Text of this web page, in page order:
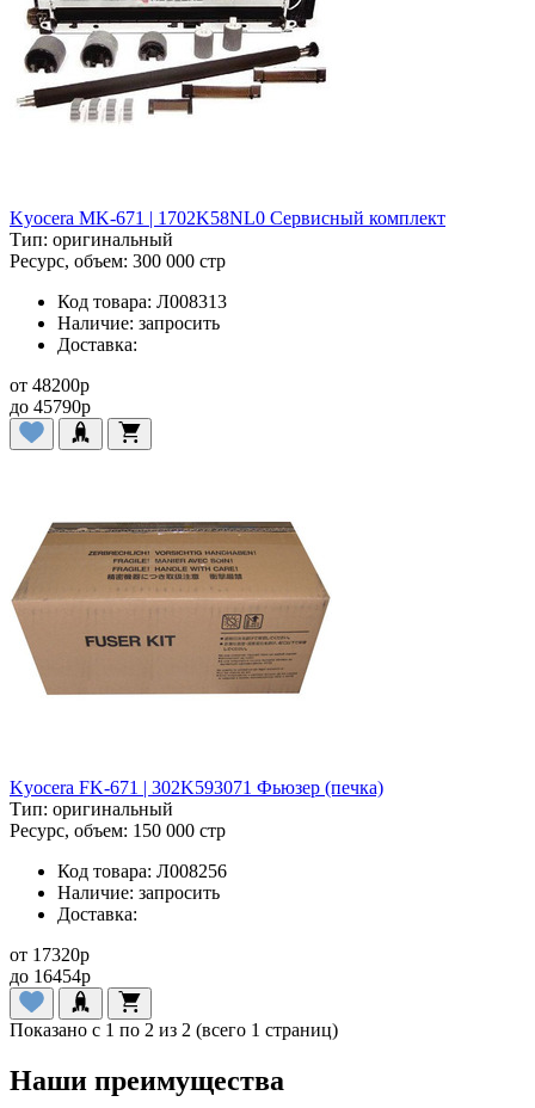
Kyocera MK-671 | 1702K58NL0 Сервисный комплект
Тип: оригинальный
Ресурс, объем: 300 000 стр
Код товара: Л008313
Наличие: запросить
Доставка:
от 48200p
до 45790p
Kyocera FK-671 | 302K593071 Фьюзер (печка)
Тип: оригинальный
Ресурс, объем: 150 000 стр
Код товара: Л008256
Наличие: запросить
Доставка:
от 17320p
до 16454p
Показано с 1 по 2 из 2 (всего 1 страниц)
Наши преимущества